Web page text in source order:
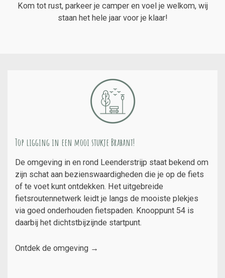
Kom tot rust, parkeer je camper en voel je welkom, wij
staan het hele jaar voor je klaar!
Top ligging in een mooi stukje Brabant!
De omgeving in en rond Leenderstrijp staat bekend om
zijn schat aan bezienswaardigheden die je op de fiets
of te voet kunt ontdekken. Het uitgebreide
fietsroutennetwerk leidt je langs de mooiste plekjes
via goed onderhouden fietspaden. Knooppunt 54 is
daarbij het dichtstbijzijnde startpunt.
Ontdek de omgeving →